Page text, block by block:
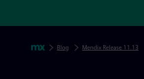
Paniermehl
Mendix
Blog Mendix Release 11.13